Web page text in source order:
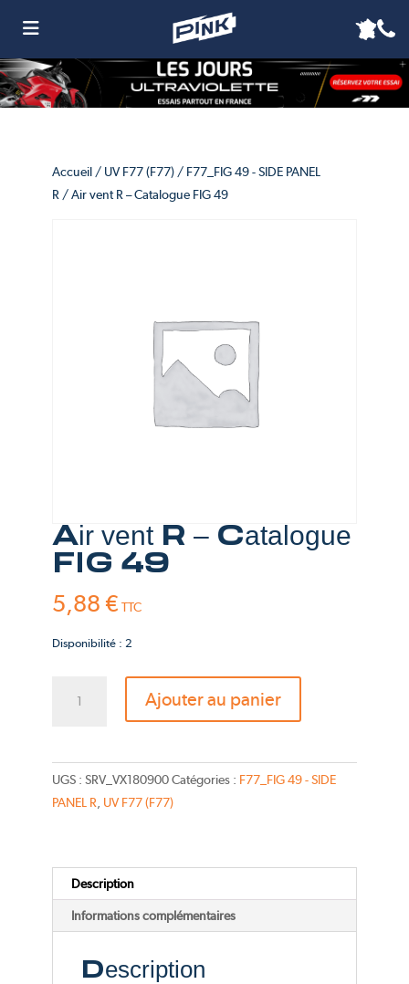
Accueil/ UV F77 (F77)/ F77_FIG 49 - SIDE PANEL
R / Air vent R – Catalogue FIG 49
Air vent R – Catalogue
FIG 49
5,88 € TTC
Disponibilité : 2
R
-
49
Ajouter au panier
UGS : SRV_VX180900 Catégories : F77_FIG 49 - SIDE
PANEL R, UV F77 (F77)
Description
Informations complémentaires
Description